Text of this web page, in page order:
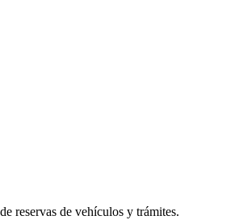
reservas de vehículos y trámites.